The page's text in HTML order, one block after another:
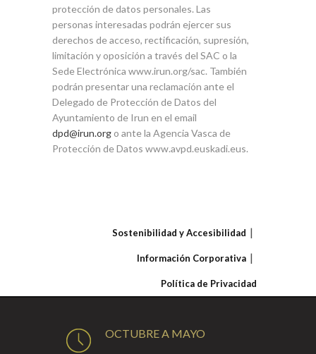
protección de datos personales. Las
personas interesadas podrán ejercer sus
derechos de acceso, rectificación, supresión,
limitación y oposición a través del SAC o la
Sede Electrónica www.irun.org/sac. También
podrán presentar una reclamación ante el
Delegado de Protección de Datos del
Ayuntamiento de Irun en el email
dpd@irun.org o ante la Agencia Vasca de
Protección de Datos www.avpd.euskadi.eus.
Sostenibilidad y Accesibilidad
Información Corporativa
Política de Privacidad
OCTUBRE A MAYO